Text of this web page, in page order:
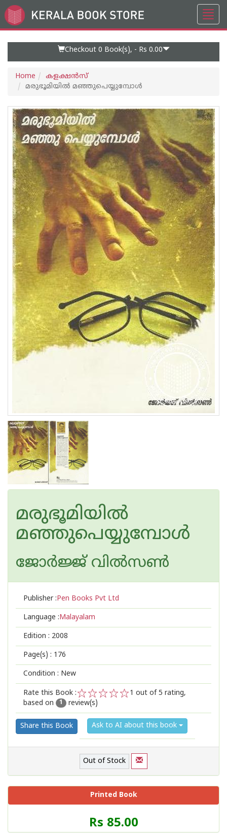
Go
to
Checkout 0 Book(s), - Rs 0.00
Home
കളക്ഷന്‍സ്
മരുഭൂമിയില്‍ മഞ്ഞുപെയ്യുമ്പോള്‍
മരുഭൂമിയില്‍
മഞ്ഞുപെയ്യുമ്പോള്‍
ജോര്‍ജ്ജ് വില്‍സണ്‍
Publisher :Pen Books Pvt Ltd
Language :Malayalam
Edition : 2008
Page(s) : 176
Condition : New
Rate this Book :
2
1
1 out of 5 rating,
based on
1 review(s)
Share this Book Ask to AI about this book
Out of Stock
Printed Book
Price
of
Rs 85.00